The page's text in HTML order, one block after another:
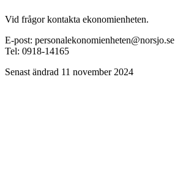
Vid frågor kontakta ekonomienheten.
E-post: personalekonomienheten@norsjo.se
Tel: 0918-14165
Senast ändrad 11 november 2024